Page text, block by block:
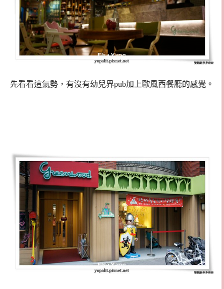
先看看這氣勢，有沒有幼兒界pub加上歐風西餐廳的感覺。